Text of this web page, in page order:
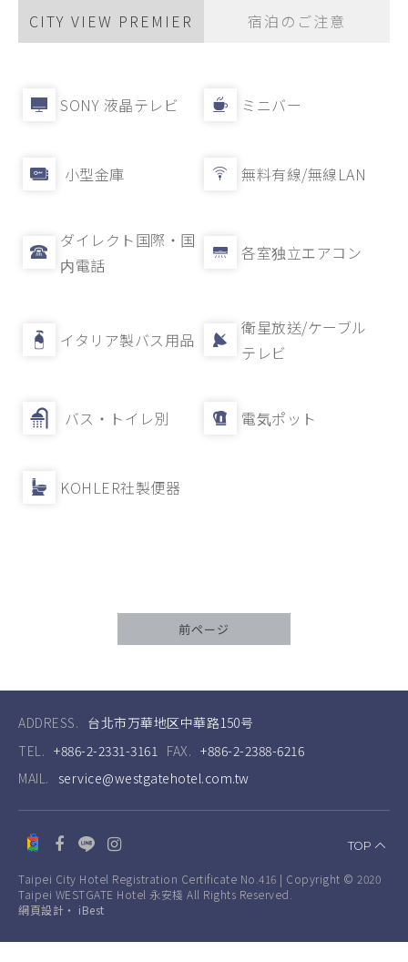
CITY VIEW PREMIER 宿泊のご注意
SONY 液晶テレビ ミニバー
小型金庫 無料有線/無線LAN
ダイレクト国際・国
内電話
各室独立エアコン
イタリア製バス用品
衛星放送/ケーブル
テレビ
バス・トイレ別 電気ポット
KOHLER社製便器
前ページ
ADDRESS. 台北市万華地区中華路150号
TEL. +886-2-2331-3161 FAX. +886-2-2388-6216
MAIL.
service@westgatehotel.com.tw
TOP
Taipei City Hotel Registration Certificate No.416 | Copyright © 2020
Taipei WESTGATE Hotel 永安棧 All Rights Reserved.
網頁設計 ‧ iBest